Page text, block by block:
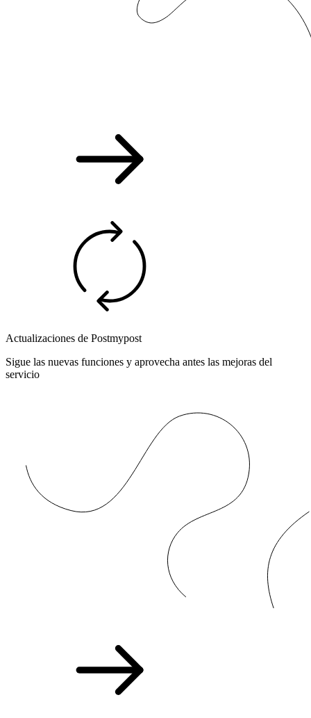
Actualizaciones de Postmypost
Sigue las nuevas funciones y aprovecha antes las mejoras del
servicio